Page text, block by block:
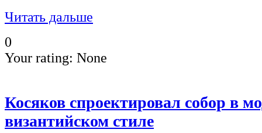
Читать дальше
0
Your rating: None
Косяков спроектировал собор в
византийском стиле